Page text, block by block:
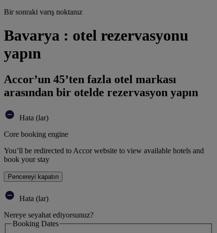
Bir sonraki varış noktanız
Bavarya : otel rezervasyonu
yapın
Accor’un 45’ten fazla otel markası
arasından bir otelde rezervasyon yapın
Hata (lar)
Core booking engine
You’ll be redirected to Accor website to view available hotels and
book your stay
Pencereyi kapatın
Hata (lar)
Nereye seyahat ediyorsunuz?
Booking Dates